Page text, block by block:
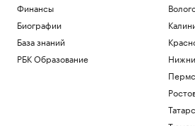
Финансы
Биографии
База знаний
РБК Образование